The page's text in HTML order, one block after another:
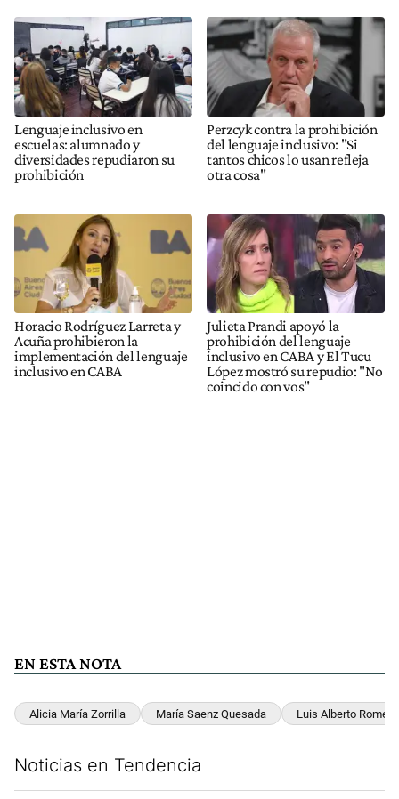
Lenguaje inclusivo en
escuelas: alumnado y
diversidades repudiaron su
prohibición
Perzcyk contra la prohibición
del lenguaje inclusivo: "Si
tantos chicos lo usan refleja
otra cosa"
Horacio Rodríguez Larreta y
Acuña prohibieron la
implementación del lenguaje
inclusivo en CABA
Julieta Prandi apoyó la
prohibición del lenguaje
inclusivo en CABA y El Tucu
López mostró su repudio: "No
coincido con vos"
EN ESTA NOTA
Alicia María Zorrilla María Saenz Quesada Luis Alberto Romero
Noticias en Tendencia